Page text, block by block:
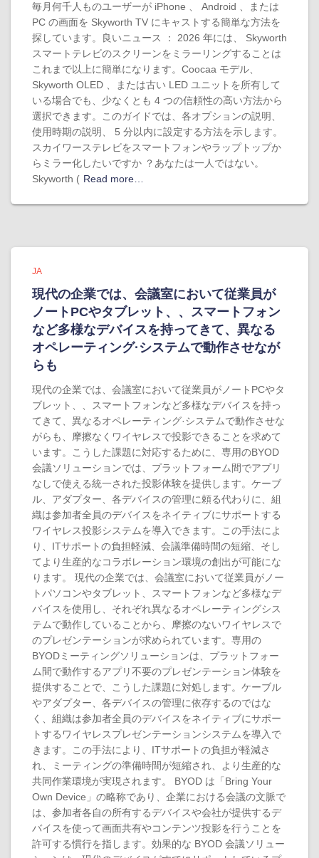
毎月何千人ものユーザーが iPhone 、 Android 、または
PC の画面を Skyworth TV にキャストする簡単な方法を
探しています。良いニュース ： 2026 年には、 Skyworth
スマートテレビのスクリーンをミラーリングすることは
これまで以上に簡単になります。Coocaa モデル、
Skyworth OLED 、または古い LED ユニットを所有して
いる場合でも、少なくとも 4 つの信頼性の高い方法から
選択できます。このガイドでは、各オプションの説明、
使用時期の説明、 5 分以内に設定する方法を示します。
スカイワーステレビをスマートフォンやラップトップか
らミラー化したいですか ？あなたは一人ではない。
Skyworth ( Read more…
JA
現代の企業では、会議室において従業員が
ノートPCやタブレット、、スマートフォン
など多様なデバイスを持ってきて、異なる
オペレーティング·システムで動作させなが
らも
現代の企業では、会議室において従業員がノートPCやタ
ブレット、、スマートフォンなど多様なデバイスを持っ
てきて、異なるオペレーティング·システムで動作させな
がらも、摩擦なくワイヤレスで投影できることを求めて
います。こうした課題に対応するために、専用のBYOD
会議ソリューションでは、プラットフォーム間でアプリ
なしで使える統一された投影体験を提供します。ケーブ
ル、アダプター、各デバイスの管理に頼る代わりに、組
織は参加者全員のデバイスをネイティブにサポートする
ワイヤレス投影システムを導入できます。この手法によ
り、ITサポートの負担軽減、会議準備時間の短縮、そし
てより生産的なコラボレーション環境の創出が可能にな
ります。 現代の企業では、会議室において従業員がノー
トパソコンやタブレット、スマートフォンなど多様なデ
バイスを使用し、それぞれ異なるオペレーティングシス
テムで動作していることから、摩擦のないワイヤレスで
のプレゼンテーションが求められています。専用の
BYODミーティングソリューションは、プラットフォー
ム間で動作するアプリ不要のプレゼンテーション体験を
提供することで、こうした課題に対処します。ケーブル
やアダプター、各デバイスの管理に依存するのではな
く、組織は参加者全員のデバイスをネイティブにサポー
トするワイヤレスプレゼンテーションシステムを導入で
きます。この手法により、ITサポートの負担が軽減さ
れ、ミーティングの準備時間が短縮され、より生産的な
共同作業環境が実現されます。 BYOD は「Bring Your
Own Device」の略称であり、企業における会議の文脈で
は、参加者各自の所有するデバイスや会社が提供するデ
バイスを使って画面共有やコンテンツ投影を行うことを
許可する慣行を指します。効果的な BYOD 会議ソリュー